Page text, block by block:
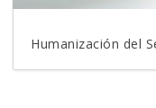
Humanización del